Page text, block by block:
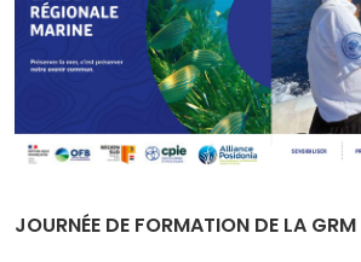
JOURNÉE DE FORMATION DE LA GRM